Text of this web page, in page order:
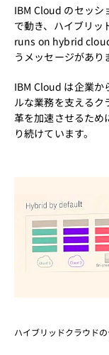
IBM Cloud のセッシ
で動き、ハイブリッ
runs on hybrid
うメッセージがあり
IBM Cloud は企業か
ルな業務を支える
革を加速させるため
り続けています。
ハイブリッドクラウド